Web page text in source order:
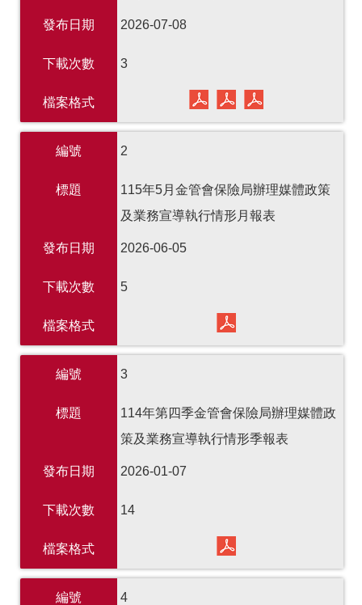
發布日期 2026-07-08
下載次數 3
檔案格式
編號 2
標題
115年5月金管會保險局辦理媒體政策
及業務宣導執行情形月報表
發布日期 2026-06-05
下載次數 5
檔案格式
編號 3
標題
114年第四季金管會保險局辦理媒體政
策及業務宣導執行情形季報表
發布日期 2026-01-07
下載次數 14
檔案格式
編號 4